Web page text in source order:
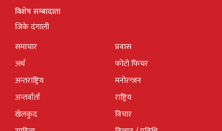
विशेष सम्बादाता
जिके दंगाली
समाचार
अर्थ
अन्तराष्ट्रिय
अन्तर्वार्ता
खेलकुद
प्रवास
फोटो फिचर
मनोरन्जन
राष्ट्रिय
विचार